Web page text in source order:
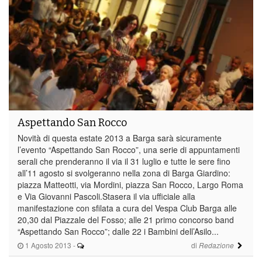
1 Agosto 2013 - di Redazione
Aspettando San Rocco
Novità di questa estate 2013 a Barga sarà sicuramente
l’evento “Aspettando San Rocco”, una serie di appuntamenti
serali che prenderanno il via il 31 luglio e tutte le sere fino
all’11 agosto si svolgeranno nella zona di Barga Giardino:
piazza Matteotti, via Mordini, piazza San Rocco, Largo Roma
e Via Giovanni Pascoli.Stasera il via ufficiale alla
manifestazione con sfilata a cura del Vespa Club Barga alle
20,30 dal Piazzale del Fosso; alle 21 primo concorso band
“Aspettando San Rocco”; dalle 22 i Bambini dell’Asilo...